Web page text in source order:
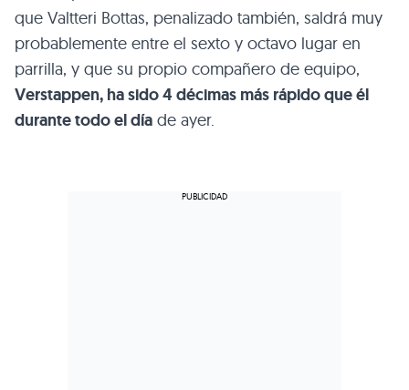
que Valtteri Bottas, penalizado también, saldrá muy
probablemente entre el sexto y octavo lugar en
parrilla, y que su propio compañero de equipo,
Verstappen, ha sido 4 décimas más rápido que él
durante todo el día de ayer.